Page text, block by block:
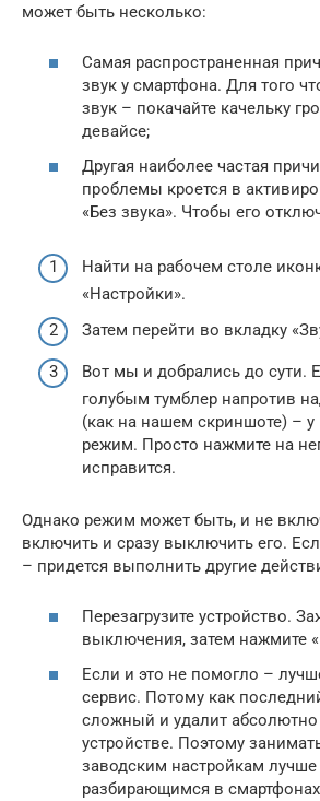
может быть несколько:
Самая распространенная
звук у смартфона. Для того
звук – покачайте качельку
девайсе;
Другая наиболее частая
проблемы кроется в
«Без звука». Чтобы его
Найти на рабочем столе
«Настройки».
Затем перейти во вкладку
Вот мы и добрались до сути.
голубым тумблер напротив
(как на нашем скриншоте) – у
режим. Просто нажмите на
исправится.
Однако режим может быть, и не
включить и сразу выключить его.
– придется выполнить другие
Перезагрузите устройство.
выключения, затем нажмите
Если и это не помогло –
сервис. Потому как
сложный и удалит
устройстве. Поэтому
заводским настройкам
разбирающимся в